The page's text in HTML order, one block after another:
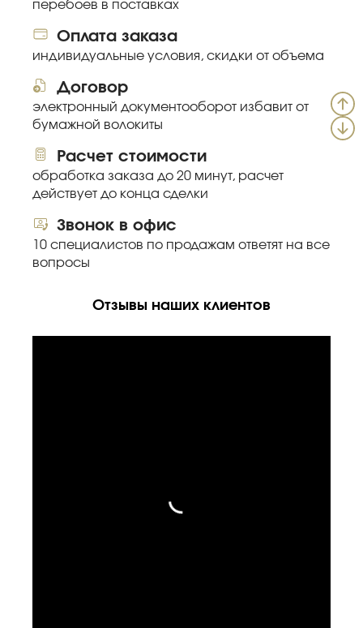
перебоев в поставках
Оплата заказа
индивидуальные условия, скидки от объема
Договор
электронный документооборот избавит от
бумажной волокиты
Расчет стоимости
обработка заказа до 20 минут, расчет
действует до конца сделки
Звонок в офис
10 специалистов по продажам ответят на все
вопросы
Отзывы наших клиентов